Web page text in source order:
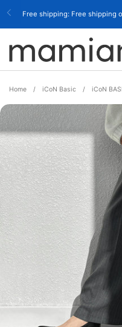
Free shipping: Free shipping
Home / iCoN Basic / iCoN